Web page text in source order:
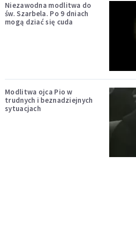
Niezawodna modlitwa do
św. Szarbela. Po 9 dniach
mogą dziać się cuda
Modlitwa ojca Pio w
trudnych i beznadziejnych
sytuacjach